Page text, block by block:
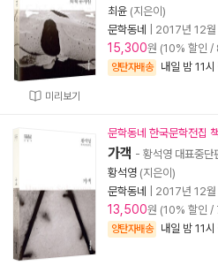
미리보기
최윤 (지은이)
문학동네
2017년 12월
15,300원 (10% 할인 /
양탄자배송 내일 밤 11시
문학동네 한국문학전집
가객 - 황석영 대표중단
황석영 (지은이)
문학동네
2017년 12월
13,500원 (10% 할인 /
양탄자배송 내일 밤 11시